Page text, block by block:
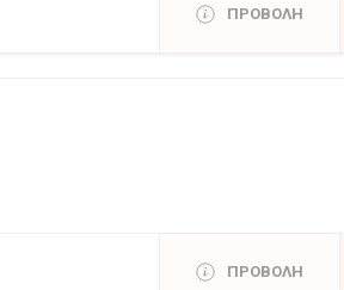
ΠΡΟΒΟΛΗ
ΠΡΟΒΟΛΗ